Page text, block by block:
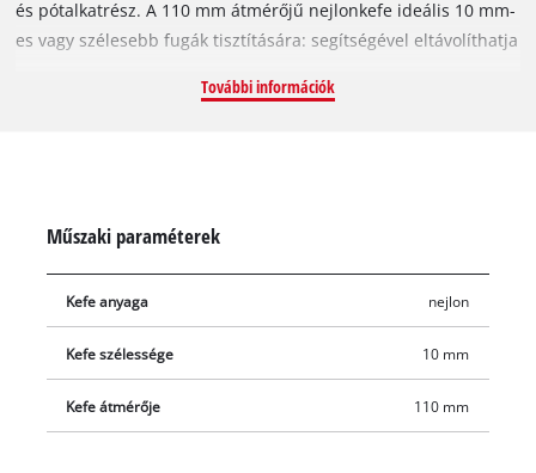
és pótalkatrész. A 110 mm átmérőjű nejlonkefe ideális 10 mm-
es vagy szélesebb fugák tisztítására: segítségével eltávolíthatja
mohát a csempék vagy térkövek közül, így a kocsifelhajtó és a
További információk
Műszaki paraméterek
Kefe anyaga nejlon
Kefe szélessége 10 mm
Kefe átmérője 110 mm